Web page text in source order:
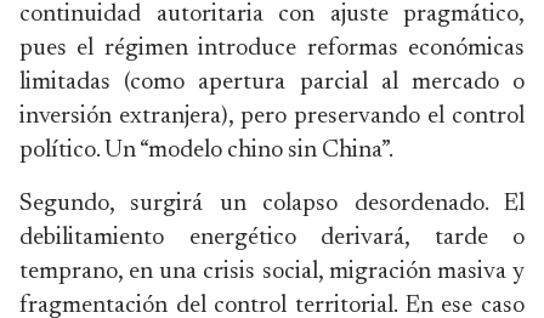
continuidad autoritaria con ajuste pragmático,
pues el régimen introduce reformas económicas
limitadas (como apertura parcial al mercado o
inversión extranjera), pero preservando el control
político. Un “modelo chino sin China”.
Segundo, surgirá un colapso desordenado. El
debilitamiento energético derivará, tarde o
temprano, en una crisis social, migración masiva y
fragmentación del control territorial. En ese caso